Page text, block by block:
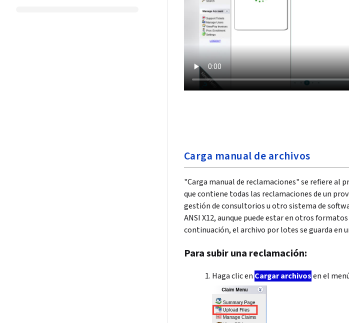
Carga manual de archivos
"Carga manual de reclamaciones" se refiere al
que contiene todas las reclamaciones de un
gestión de consultorios u otro sistema de
ANSI X12, aunque puede estar en otros formatos
continuación, el archivo por lotes se guarda en
Para subir una reclamación:
Haga clic en Cargar archivosen el